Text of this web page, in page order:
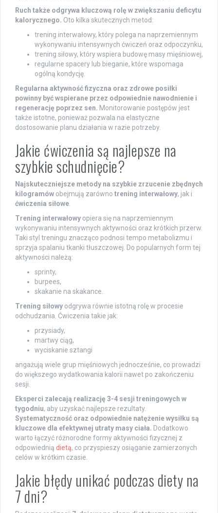
Ruch także odgrywa kluczową rolę w zwiększaniu deficytu
kalorycznego. Oto kilka skutecznych metod:
trening interwałowy, który polega na naprzemiennym
wykonywaniu intensywnych ćwiczeń oraz odpoczynku,
trening siłowy, który wspiera budowę masy mięśniowej,
regularne spacery lub bieganie, które wspomaga
ogólną kondycję.
Regularna aktywność fizyczna oraz zdrowe posiłki
powinny być wspierane przez odpowiednie nawodnienie i
regenerację poprzez sen. Monitorowanie postępów jest
także istotne, ponieważ pozwala na elastyczne
dostosowanie planu działania w razie potrzeby.
Jakie ćwiczenia są najlepsze na
szybkie schudnięcie?
Najskuteczniejsze metody na szybkie zrzucenie zbędnych
kilogramów obejmują zarówno trening interwałowy, jak i
ćwiczenia siłowe
Trening interwałowy opiera się na naprzemiennym
wykonywaniu intensywnych aktywności oraz krótkich przerw.
Taki styl treningu znacząco podnosi tempo metabolizmu i
sprzyja spalaniu tkanki tłuszczowej. Do popularnych form tej
aktywności należą:
sprinty,
burpees,
skakanie na skakance.
Trening siłowy odgrywa równie istotną rolę w procesie
odchudzania. Ćwiczenia takie jak:
przysiady,
martwy ciąg,
wyciskanie sztangi
angażują wiele grup mięśniowych jednocześnie, co prowadzi
do większego wydatkowania kalorii nawet po zakończeniu
sesji.
Eksperci zalecają realizację 3-4 sesji treningowych w
tygodniu, aby uzyskać najlepsze rezultaty.
Systematyczność oraz odpowiednie natężenie wysiłku są
kluczowe dla efektywnej utraty masy ciała. Dodatkowo
warto łączyć różnorodne formy aktywności fizycznej z
odpowiednią dietą, co przyspieszy osiąganie zamierzonych
celów w krótkim czasie.
Jakie błędy unikać podczas diety na
7 dni?